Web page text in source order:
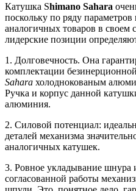
Катушка Shimano Sahara
поскольку по ряду
аналогичных товаров в своем
лидерские позиции
1. Долговечность. Она
комплектации
Sahara холоднокованым
Ручка и корпус данной
алюминия.
2. Силовой потенциал:
деталей механизма
аналогичных катушек.
3. Ровное укладывание шнура
согласованной работы